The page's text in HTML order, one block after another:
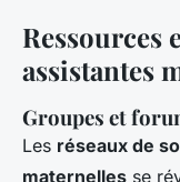
Ressources
assistantes
Groupes et
Les réseaux de
maternelles se